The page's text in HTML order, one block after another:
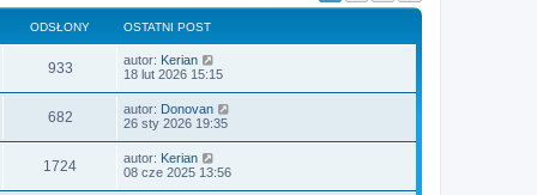
ODSŁONY OSTATNI POST
933O
d
ł
o
O
s
t
n
i
p
o
s
autor: Kerian
18 lut 2026 15:15
682O
d
O
s
t
n
autor: Donovan
26 sty 2026 19:35
1724O
O
s
autor: Kerian
08 cze 2025 13:56